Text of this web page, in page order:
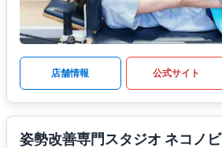
店舗情報 公式サイト
姿勢改善専門スタジオ ネコノビ